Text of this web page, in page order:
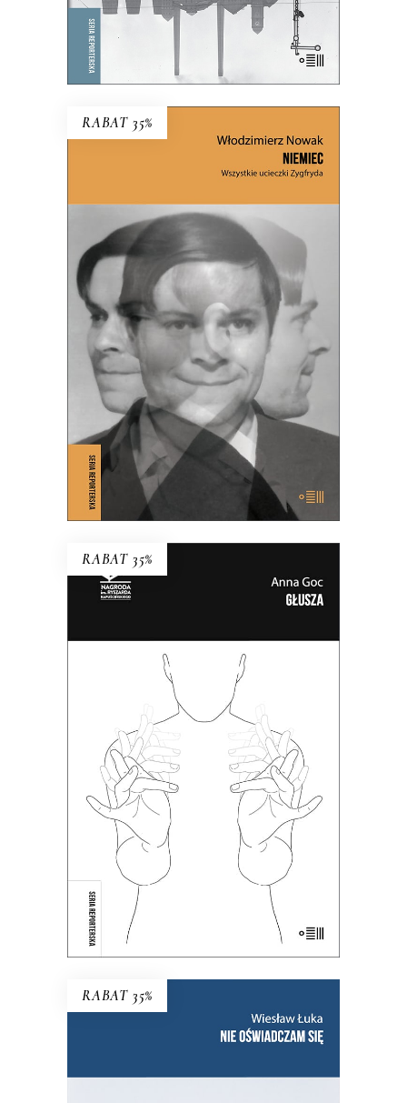
E-BOOK DO KOSZYKA
RABAT 35%
E-BOOK DO KOSZYKA
NIEMIEC. WSZYSTKIE
UCIECZKI ZYGFRYDA
Czy Zygfryd Kapela zdradził Niemcy z
Polską, czy Polskę z Niemcami?
61.00 39.65zł
KSIĄŻKA DO KOSZYKA
RABAT 35%
GŁUSZA
Dotąd o głuchych wypowiadali się
głównie ci, którzy słyszą. Teraz głusi
chcą opowiedzieć o sobie sami.
59.00 38.35zł
KSIĄŻKA DO KOSZYKA
RABAT 35%